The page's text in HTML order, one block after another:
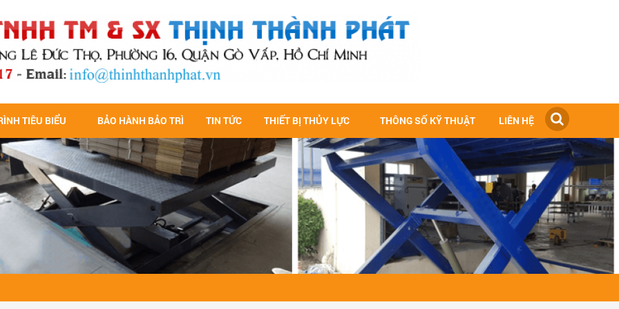
TIÊU BIỂU BẢO HÀNH BẢO TRÌ TIN TỨC THIẾT BỊ THỦY LỰC THÔNG SỐ KỸ THUẬT LIÊN HỆ